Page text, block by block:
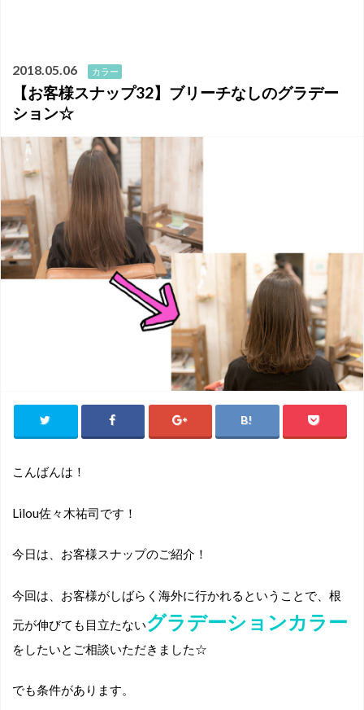
2018.05.06 カラー
【お客様スナップ32】ブリーチなしのグラデー
ション☆
こんばんは！
Lilou佐々木祐司です！
今日は、お客様スナップのご紹介！
今回は、お客様がしばらく海外に行かれるということで、根
元が伸びても目立たないグラデーションカラー
をしたいとご相談いただきました☆
でも条件があります。